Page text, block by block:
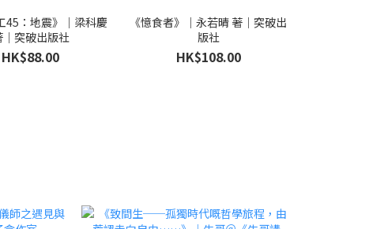
45：地震》｜梁科慶
｜突破出版社
HK$88.00
《憶食者》｜永若晴 著｜突破出
版社
HK$108.00